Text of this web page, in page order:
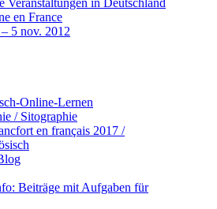
en France
5 nov. 2012
Online-Lernen
/ Sitographie
en français 2017 /
Beiträge mit Aufgaben für